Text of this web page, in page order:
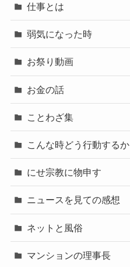
仕事とは
弱気になった時
お祭り動画
お金の話
ことわざ集
こんな時どう行動するか
にせ宗教に物申す
ニュースを見ての感想
ネットと風俗
マンションの理事長